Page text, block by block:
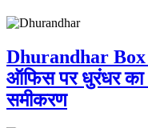
Dhurandhar
ऑफिस पर धुरंधर का
समीकरण